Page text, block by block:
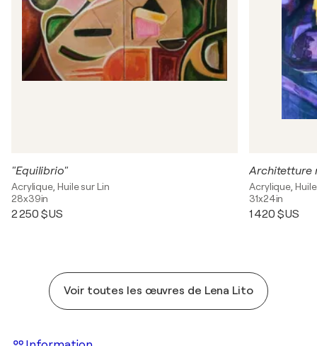
"Equilibrio"
Acrylique, Huile sur Lin
28x39in
2 250 $US
Architetture
Acrylique,
31x24in
1 420 $US
Voir toutes les œuvres de Lena Lito